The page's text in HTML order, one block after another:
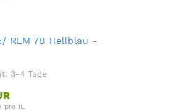
RLM 78 Hellblau -
3-4 Tage
pro 1L